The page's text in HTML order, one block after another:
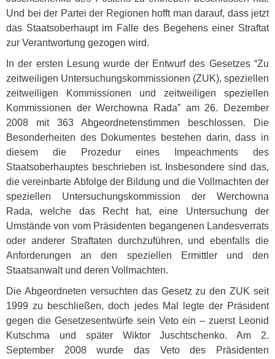
Und bei der Partei der Regionen hofft man darauf, dass jetzt
das Staatsoberhaupt im Falle des Begehens einer Straftat
zur Verantwortung gezogen wird.
In der ersten Lesung wurde der Entwurf des Gesetzes “Zu
zeitweiligen Untersuchungskommissionen (ZUK), speziellen
zeitweiligen Kommissionen und zeitweiligen speziellen
Kommissionen der Werchowna Rada” am 26. Dezember
2008 mit 363 Abgeordnetenstimmen beschlossen. Die
Besonderheiten des Dokumentes bestehen darin, dass in
diesem die Prozedur eines Impeachments des
Staatsoberhauptes beschrieben ist. Insbesondere sind das,
die vereinbarte Abfolge der Bildung und die Vollmachten der
speziellen Untersuchungskommission der Werchowna
Rada, welche das Recht hat, eine Untersuchung der
Umstände von vom Präsidenten begangenen Landesverrats
oder anderer Straftaten durchzuführen, und ebenfalls die
Anforderungen an den speziellen Ermittler und den
Staatsanwalt und deren Vollmachten.
Die Abgeordneten versuchten das Gesetz zu denZUK seit
1999 zu beschließen, doch jedes Mal legte der Präsident
gegen die Gesetzesentwürfe sein Veto ein – zuerst Leonid
Kutschma und später Wiktor Juschtschenko. Am 2.
September 2008 wurde das Veto des Präsidenten